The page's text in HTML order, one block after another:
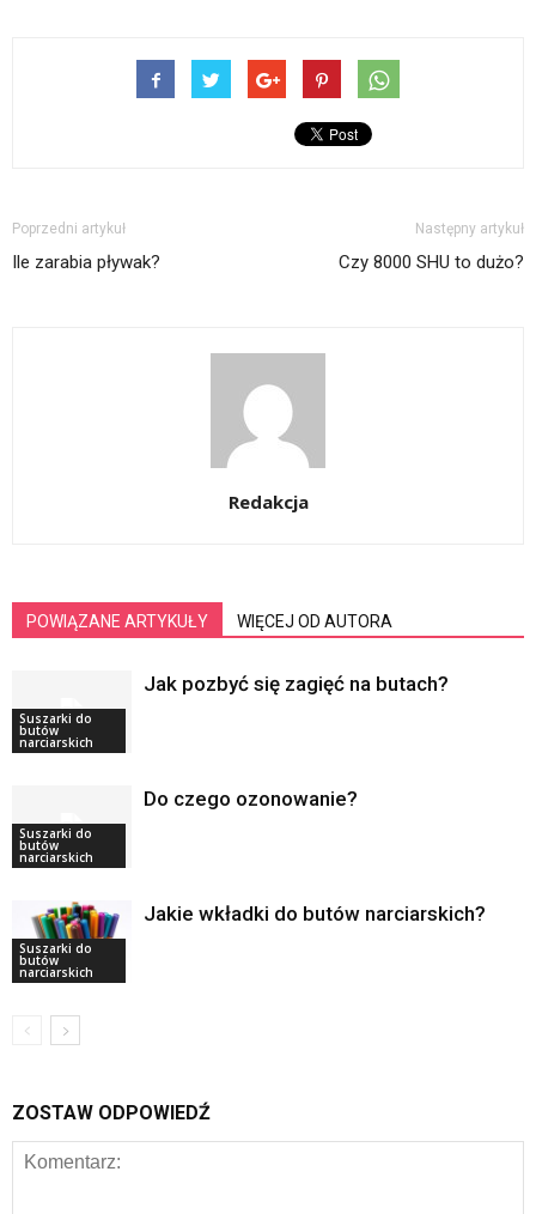
Poprzedni artykuł
Ile zarabia pływak?
Następny artykuł
Czy 8000 SHU to dużo?
Redakcja
POWIĄZANE ARTYKUŁY WIĘCEJ OD AUTORA
Suszarki do
butów
narciarskich
Jak pozbyć się zagięć na butach?
Suszarki do
butów
narciarskich
Do czego ozonowanie?
Suszarki do
butów
narciarskich
Jakie wkładki do butów narciarskich?
ZOSTAW ODPOWIEDŹ